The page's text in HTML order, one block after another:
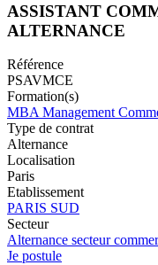
ASSISTANT
ALTERNANCE
Référence
PSAVMCE
Formation(s)
MBA Management
Type de contrat
Alternance
Localisation
Paris
Etablissement
PARIS SUD
Secteur
Alternance secteur
Je postule